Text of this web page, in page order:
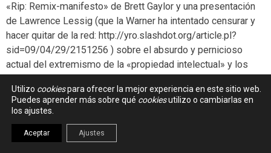
«Rip: Remix-manifesto» de Brett Gaylor y una presentación
de Lawrence Lessig (que la Warner ha intentado censurar y
hacer quitar de la red: http://yro.slashdot.org/article.pl?
sid=09/04/29/2151256 ) sobre el absurdo y pernicioso
actual del extremismo de la «propiedad intelectual» y los
imprescindible (e inevitable) un cambio en la manera de
pensar el «derecho a copiar»:
Presentación de Lessig: «Getting the network the world
needs»:
Utilizo cookiespara ofrecer la mejor experiencia en este sitio web.
Puedes aprender más sobre qué cookiesutilizo o cambiarlas en
los ajustes.
Aceptar Ajustes